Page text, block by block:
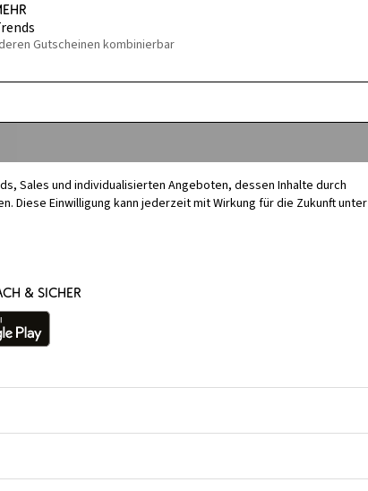
Gutscheinen kombinierbar
Sales und individualisierten Angeboten, dessen Inhalte durch
Einwilligung kann jederzeit mit Wirkung für die Zukunft unter
& sicher